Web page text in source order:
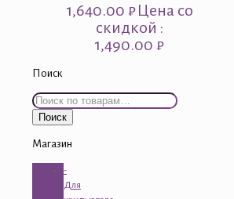
1,640.00 ₽Цена со
скидкой :
1,490.00 ₽
Поиск
Искать:
Поиск
Магазин
-
Для